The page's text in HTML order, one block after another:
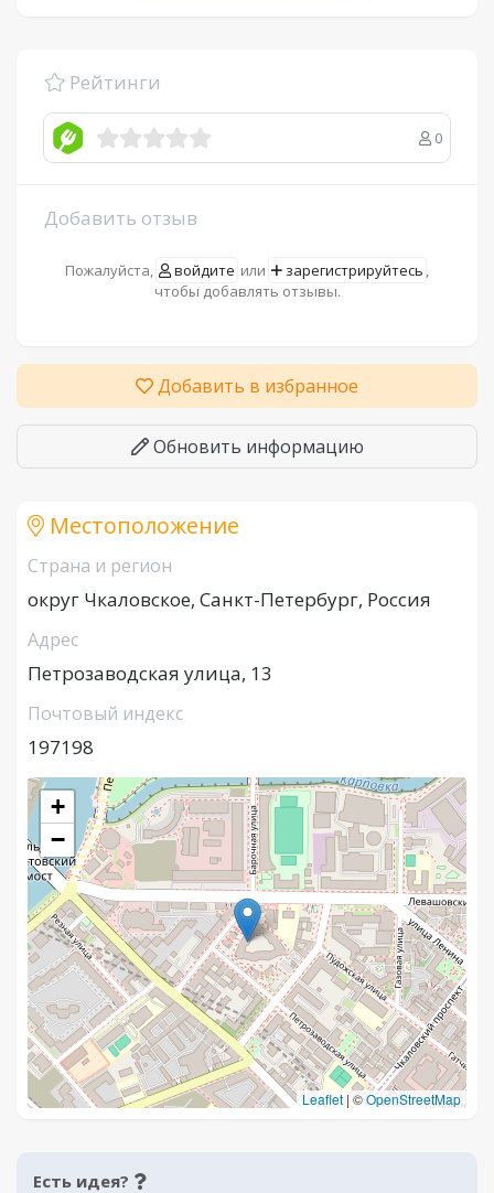
Рейтинги
0
Добавить отзыв
Пожалуйста, войдите или зарегистрируйтесь ,
чтобы добавлять отзывы.
Добавить в избранное
Обновить информацию
Местоположение
Страна и регион
округ Чкаловское, Санкт-Петербург, Россия
Адрес
Петрозаводская улица, 13
Почтовый индекс
197198
+
−
Leaflet | ©OpenStreetMap
Есть идея?